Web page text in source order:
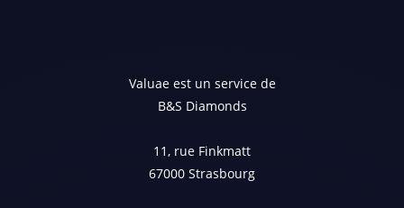
Valuae est un service de
B&S Diamonds
11, rue Finkmatt
67000 Strasbourg